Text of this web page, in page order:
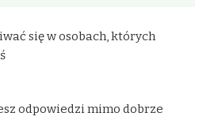
się w osobach, których
odpowiedzi mimo dobrze